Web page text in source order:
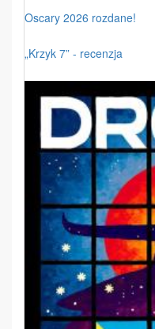
Oscary 2026 rozdane!
„Krzyk 7” - recenzja